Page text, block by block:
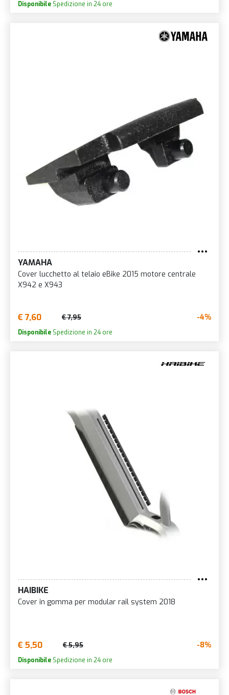
Disponibile Spedizione in 24 ore
YAMAHA
Cover lucchetto al telaio eBike 2015 motore centrale
X942 e X943
€ 7,60 € 7,95 -4%
Disponibile Spedizione in 24 ore
HAIBIKE
Cover in gomma per modular rail system 2018
€ 5,50 € 5,95 -8%
Disponibile Spedizione in 24 ore